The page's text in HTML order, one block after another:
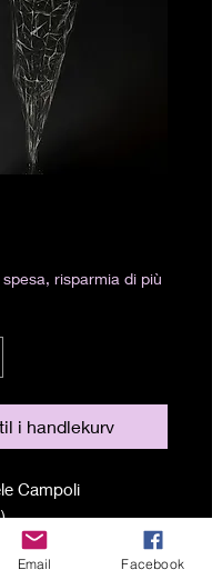
risparmia di più
i handlekurv
Campoli
e grafite su
Email Facebook